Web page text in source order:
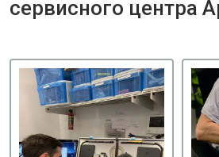
сервисного центра